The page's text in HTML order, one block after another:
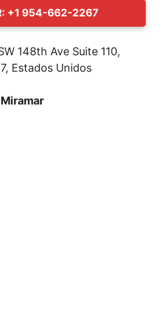
+1 954-662-2267
148th Ave Suite 110,
Estados Unidos